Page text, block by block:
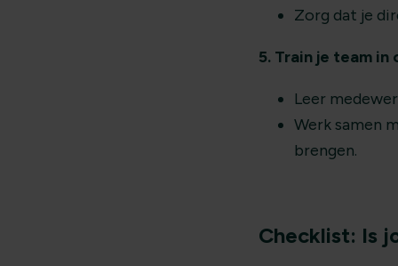
Zorg dat je
5. Train je team
Leer
Werk samen
brengen.
Checklist: Is